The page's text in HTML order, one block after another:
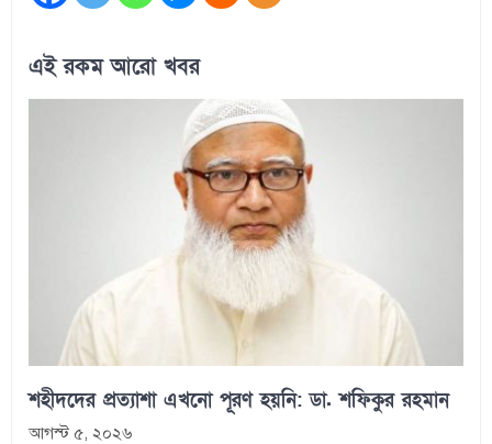
এই রকম আরো খবর
শহীদদের প্রত্যাশা এখনো পূরণ হয়নি: ডা. শফিকুর রহমান
আগস্ট ৫, ২০২৬